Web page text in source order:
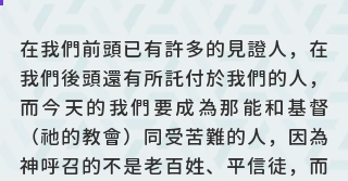
在我們前頭已有許多的見證人，在
我們後頭還有所託付於我們的人，
而今天的我們要成為那能和基督
（祂的教會）同受苦難的人，因為
神呼召的不是老百姓、平信徒，而